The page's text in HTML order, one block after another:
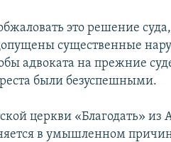
это решение
существенные
адвоката на прежние
были безуспешными.
церкви «Благодать»
в умышленном